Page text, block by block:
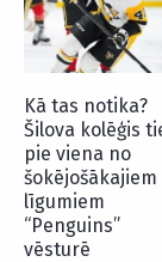
Kā tas notika?
Šilova kolēģis
pie viena no
šokējošākajiem
līgumiem
“Penguins”
vēsturē